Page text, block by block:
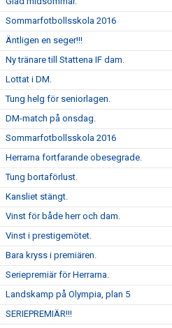
Sommarfotbollsskola 2016
Äntligen en seger!!!
Ny tränare till Stattena IF dam.
Lottat i DM.
Tung helg för seniorlagen.
DM-match på onsdag.
Sommarfotbollsskola 2016
Herrarna fortfarande obesegrade.
Tung bortaförlust.
Kansliet stängt.
Vinst för både herr och dam.
Vinst i prestigemötet.
Bara kryss i premiären.
Seriepremiär för Herrarna.
Landskamp på Olympia, plan 5
SERIEPREMIÄR!!!